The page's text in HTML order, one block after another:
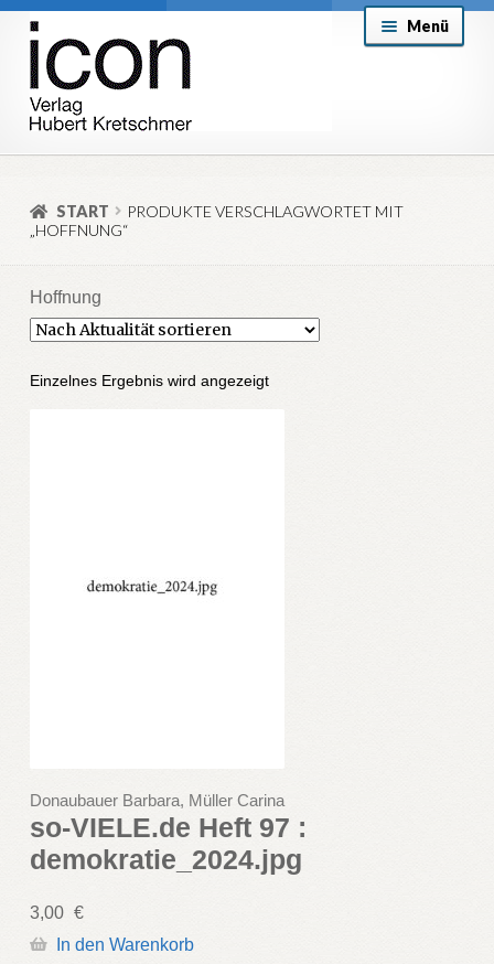
Zur
Navigation
springen
Zum
Inhalt
springen
Menü
About
Versand & Lieferung
Aktuell
START
PRODUKTE VERSCHLAGWORTET MIT
„HOFFNUNG“
Hoffnung
Einzelnes Ergebnis wird angezeigt
Donaubauer Barbara, Müller Carina
so-VIELE.de Heft 97 :
demokratie_2024.jpg
3,00 €
In den Warenkorb